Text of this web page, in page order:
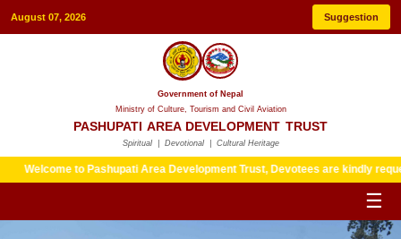
August 07, 2026 Suggestion
Government of Nepal
Ministry of Culture, Tourism and Civil Aviation
PASHUPATI AREA DEVELOPMENT TRUST
Spiritual | Devotional | Cultural Heritage
to Pashupati Area Development Trust, Devotees are kindly requested to
☰